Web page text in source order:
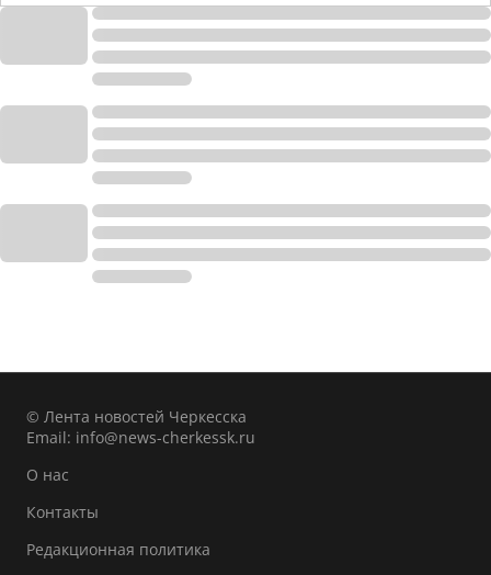
© Лента новостей Черкесска
Email: info@news-cherkessk.ru
О нас
Контакты
Редакционная политика